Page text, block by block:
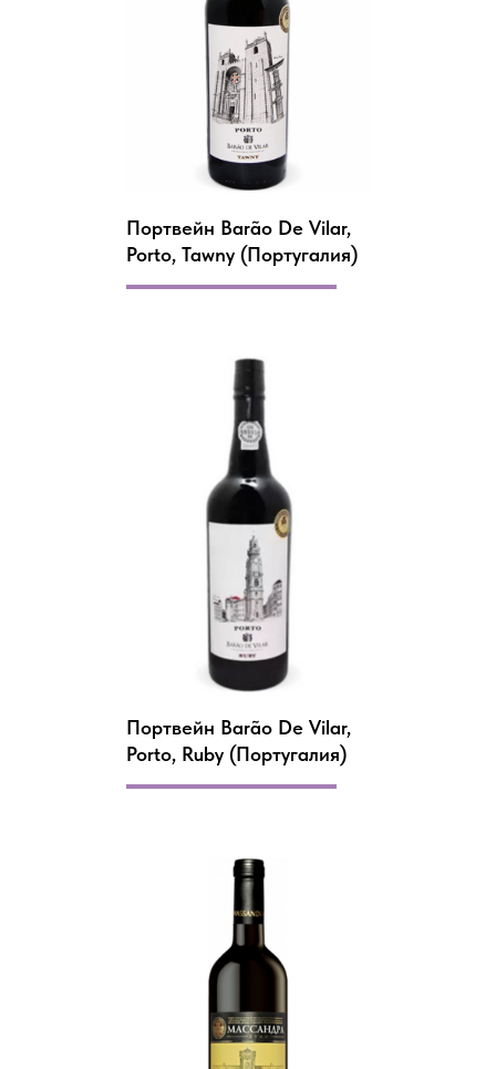
Портвейн Barão De Vilar,
Porto, Tawny (Португалия)
Портвейн Barão De Vilar,
Porto, Ruby (Португалия)